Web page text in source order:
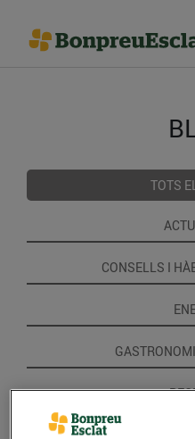
TOTS
CONSELLS I